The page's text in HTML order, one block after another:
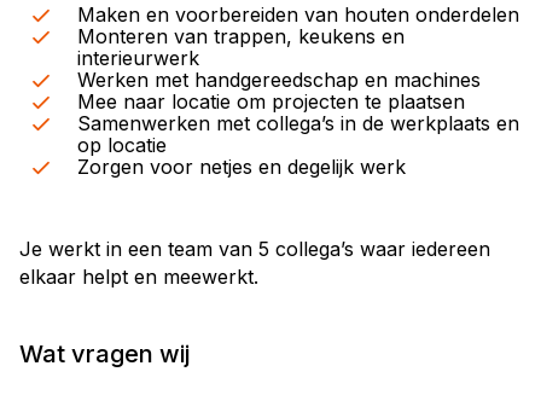
Maken en voorbereiden van houten onderdelen
Monteren van trappen, keukens en
interieurwerk
Werken met handgereedschap en machines
Mee naar locatie om projecten te plaatsen
Samenwerken met collega’s in de werkplaats en
op locatie
Zorgen voor netjes en degelijk werk
Je werkt in een team van 5 collega’s waar iedereen
elkaar helpt en meewerkt.
Wat vragen wij